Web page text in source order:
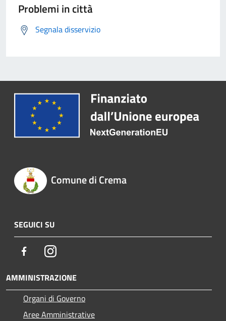
Problemi in città
Segnala disservizio
Comune di Crema
SEGUICI SU
FacebookInstagram
AMMINISTRAZIONE
Organi di Governo
Aree Amministrative